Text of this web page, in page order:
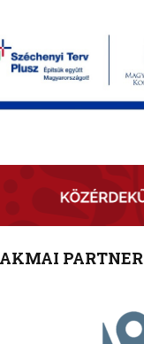
PARTNER